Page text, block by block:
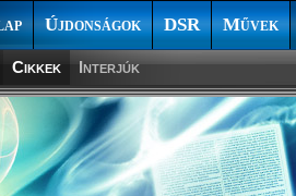
Újdonságok DSR Művek
Cikkek Interjúk